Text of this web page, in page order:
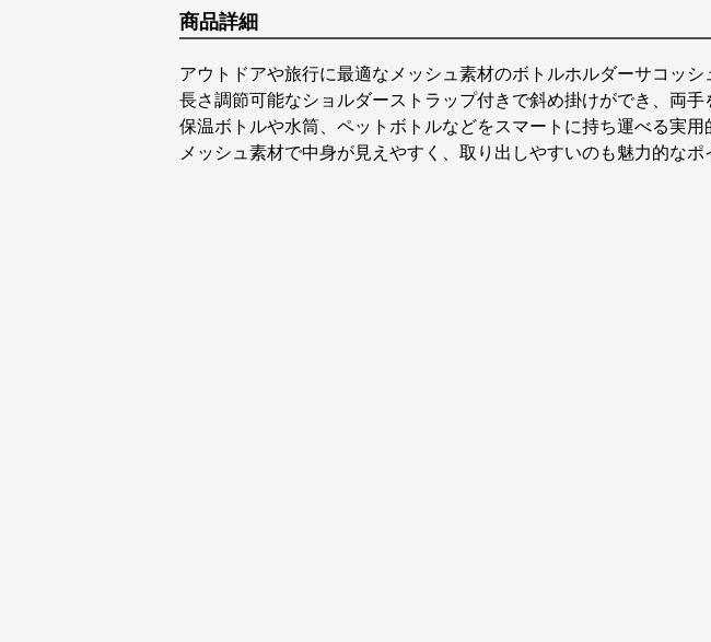
商品詳細
アウトドアや旅行に最適なメッシュ素材のボトルホルダーサコッシ
長さ調節可能なショルダーストラップ付きで斜め掛けができ、両手
保温ボトルや水筒、ペットボトルなどをスマートに持ち運べる実用
メッシュ素材で中身が見えやすく、取り出しやすいのも魅力的なポ